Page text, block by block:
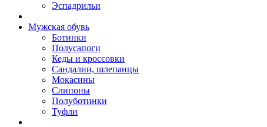
Эспадрильи
Мужская обувь
Ботинки
Полусапоги
Кеды и кроссовки
Сандалии, шлепанцы
Мокасины
Слипоны
Полуботинки
Туфли